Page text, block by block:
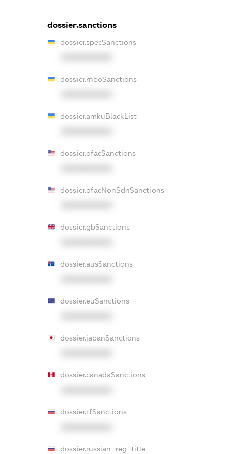
dossier.sanctions
dossier.specSanctions
dossier.rnboSanctions
dossier.amkuBlackList
dossier.ofacSanctions
dossier.ofacNonSdnSanctions
dossier.gbSanctions
dossier.ausSanctions
dossier.euSanctions
dossier.japanSanctions
dossier.canadaSanctions
dossier.rfSanctions
dossier.russian_reg_title